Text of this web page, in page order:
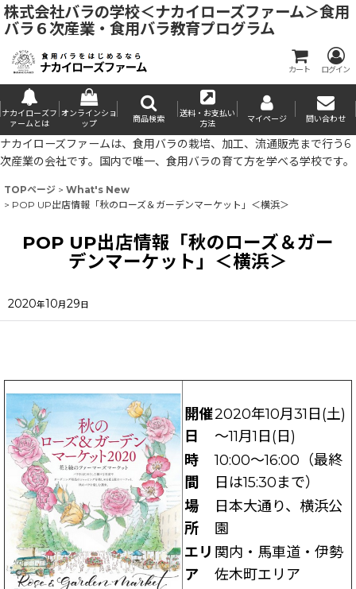
株式会社バラの学校＜ナカイローズファーム＞食用
バラ６次産業・食用バラ教育プログラム
カート ログイン
ナカイローズフ
ァームとは
オンラインショ
ップ
商品検索
送料・お支払い
方法
マイページ 問い合わせ
ナカイローズファームは、食用バラの栽培、加工、流通販売まで行う6
次産業の会社です。国内で唯一、食用バラの育て方を学べる学校です。
TOPページ > What's New
> POP UP出店情報「秋のローズ＆ガーデンマーケット」＜横浜＞
POP UP出店情報「秋のローズ＆ガー
デンマーケット」＜横浜＞
2020年10月29日
開催
日
2020年10月31日(土)
～11月1日(日)
時
間
10:00～16:00（最終
日は15:30まで）
場
所
日本大通り、横浜公
園
エリ
ア
関内・馬車道・伊勢
佐木町エリア